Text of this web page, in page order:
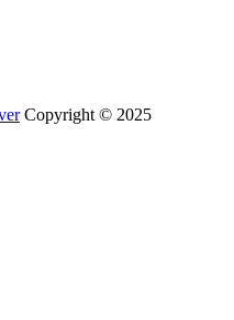
Copyright © 2025